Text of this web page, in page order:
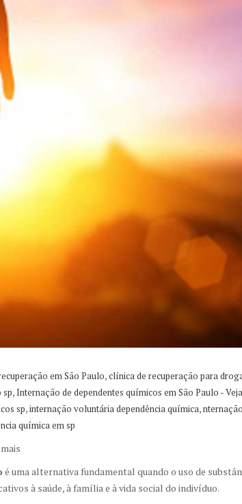
em São Paulo,clínica de recuperação para
sp, Internação de dependentes químicos em São Paulo -
sp,internação voluntária dependência química,
química em sp
é uma alternativa fundamental quando o uso de
à saúde, à família e à vida social do indivíduo.